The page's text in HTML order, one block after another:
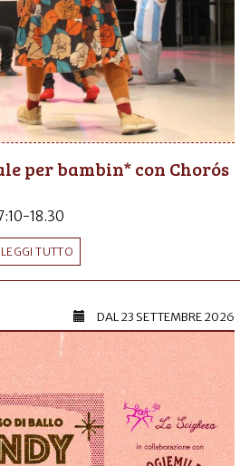
per bambin* con Chorós
18.30
LEGGI TUTTO
DAL23 SETTEMBRE 2026